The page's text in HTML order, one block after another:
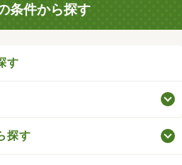
条件から探す
す
探す